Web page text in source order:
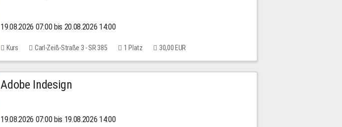
19.08.2026 07:00 bis 20.08.2026 14:00
Kurs Carl-Zeiß-Straße 3 - SR 385 1 Platz 30,00 EUR
Adobe Indesign
19.08.2026 07:00 bis 19.08.2026 14:00